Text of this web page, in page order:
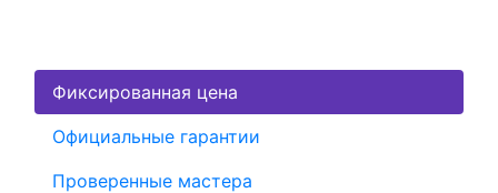
Фиксированная цена
Официальные гарантии
Проверенные мастера